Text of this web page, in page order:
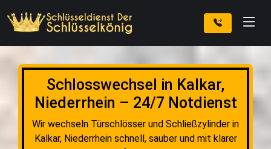
Schlosswechsel in Kalkar,
Niederrhein – 24/7 Notdienst
Wir wechseln Türschlösser und Schließzylinder in
Kalkar, Niederrhein schnell, sauber und mit klarer